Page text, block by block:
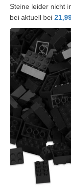
Steine leider nicht
bei aktuell bei